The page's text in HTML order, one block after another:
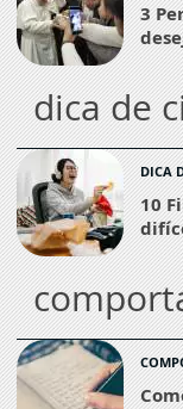
3
dica de
DICA
10